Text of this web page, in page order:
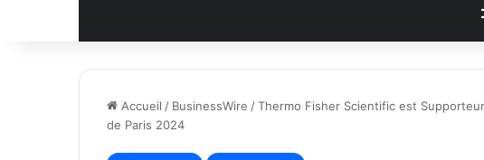
Accueil / BusinessWire /Thermo Fisher Scientific est
de Paris 2024